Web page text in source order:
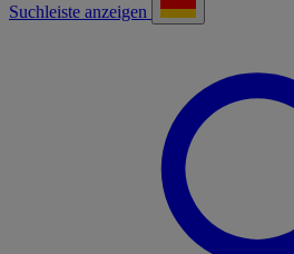
Suchleiste anzeigen